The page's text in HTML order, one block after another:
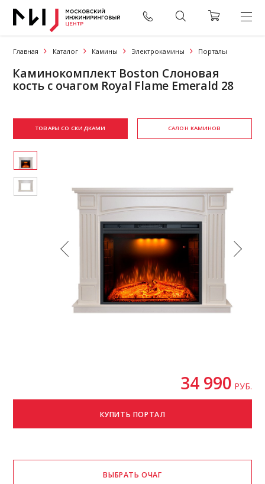
Главная Каталог Камины Электрокамины Порталы
Каминокомплект Boston Слоновая
кость с очагом Royal Flame Emerald 28
ТОВАРЫ СО СКИДКАМИ САЛОН КАМИНОВ
34 990 РУБ.